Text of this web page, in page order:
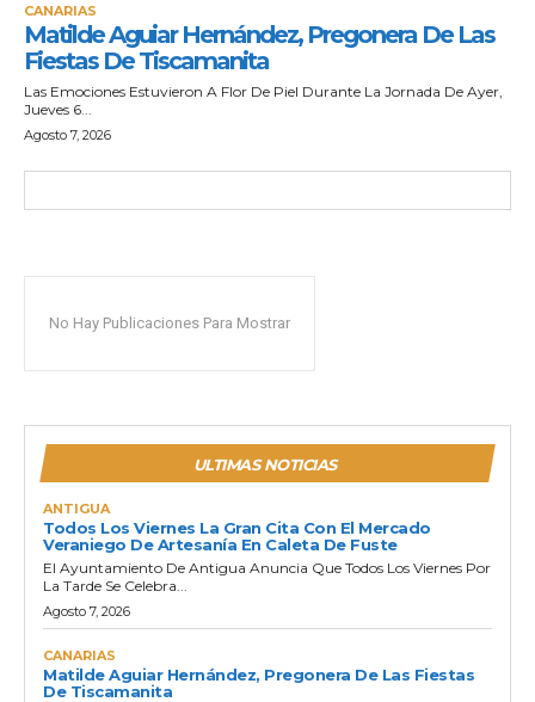
CANARIAS
Matilde Aguiar Hernández, Pregonera De Las
Fiestas De Tiscamanita
Las Emociones Estuvieron A Flor De Piel Durante La Jornada De Ayer,
Jueves 6...
Agosto 7, 2026
No Hay Publicaciones Para Mostrar
ULTIMAS NOTICIAS
ANTIGUA
Todos Los Viernes La Gran Cita Con El Mercado
Veraniego De Artesanía En Caleta De Fuste
El Ayuntamiento De Antigua Anuncia Que Todos Los Viernes Por
La Tarde Se Celebra...
Agosto 7, 2026
CANARIAS
Matilde Aguiar Hernández, Pregonera De Las Fiestas
De Tiscamanita